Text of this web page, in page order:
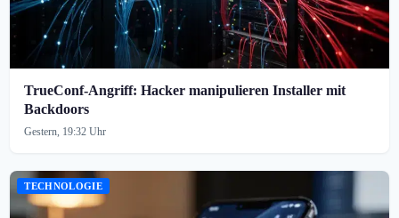
TrueConf-Angriff: Hacker manipulieren Installer mit
Backdoors
Gestern, 19:32 Uhr
TECHNOLOGIE